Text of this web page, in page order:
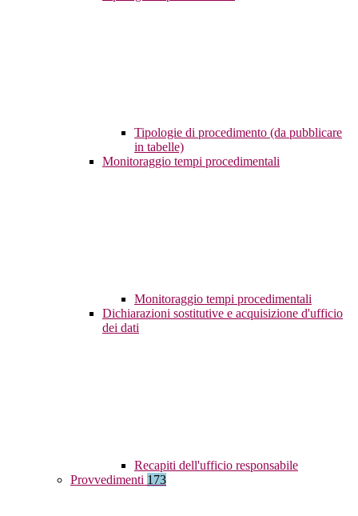
Tipologie di procedimento (da pubblicare
in tabelle)
Monitoraggio tempi procedimentali
Monitoraggio tempi procedimentali
Dichiarazioni sostitutive e acquisizione d'ufficio
dei dati
Recapiti dell'ufficio responsabile
Provvedimenti 173